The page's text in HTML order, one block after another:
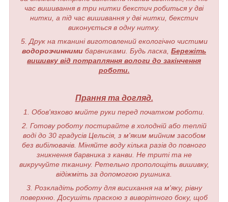
час вишивання в три нитки бекстич робиться у дві
нитки, а під час вишивання у дві нитки, бекстич
виконується в одну нитку.
5. Друк на тканині виготовлений екологічно чистими
водорозчинними барвниками. Будь ласка, Бережіть
вишивку від потрапляння вологи до закінчення
роботи.
Прання та догляд.
1. Обов'язково мийте руки перед початком роботи.
2. Готову роботу постирайте в холодній або теплій
воді до 30 градусів Цельсія, з м'яким мийним засобом
без вибілювачів. Міняйте воду кілька разів до повного
зникнення барвника з канви. Не триті та не
викручуйте тканину. Ретельно прополощіть вишивку,
відіжміть за допомогою рушника.
3. Розкладіть роботу для висихання на м'яку, рівну
поверхню. Досушіть праскою з виворітного боку, щоб